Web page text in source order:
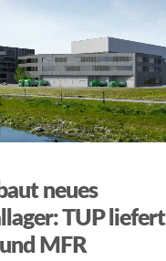
neues
TUP liefert
MFR